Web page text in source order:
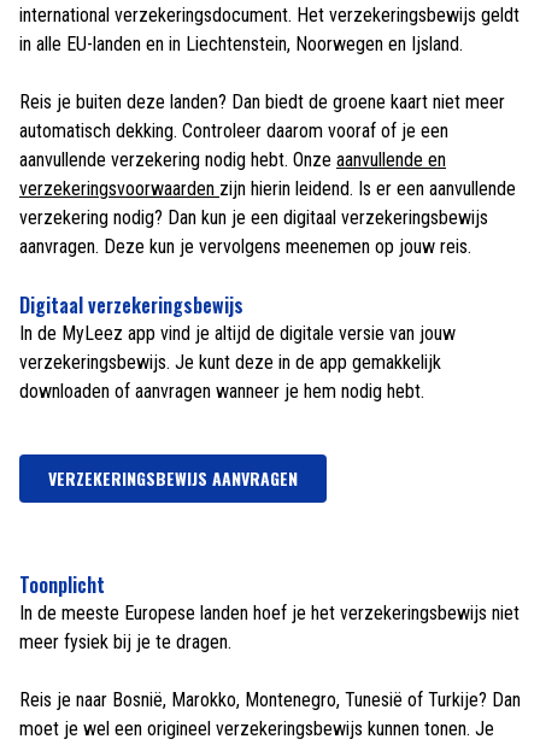
international verzekeringsdocument. Het verzekeringsbewijs geldt
in alle EU-landen en in Liechtenstein, Noorwegen en Ijsland.
Reis je buiten deze landen? Dan biedt de groene kaart niet meer
automatisch dekking. Controleer daarom vooraf of je een
aanvullende verzekering nodig hebt. Onze aanvullende en
verzekeringsvoorwaarden zijn hierin leidend. Is er een aanvullende
verzekering nodig? Dan kun je een digitaal verzekeringsbewijs
aanvragen. Deze kun je vervolgens meenemen op jouw reis.
Digitaal verzekeringsbewijs
In de MyLeez app vind je altijd de digitale versie van jouw
verzekeringsbewijs. Je kunt deze in de app gemakkelijk
downloaden of aanvragen wanneer je hem nodig hebt.
VERZEKERINGSBEWIJS AANVRAGEN
Toonplicht
In de meeste Europese landen hoef je het verzekeringsbewijs niet
meer fysiek bij je te dragen.
Reis je naar Bosnië, Marokko, Montenegro, Tunesië of Turkije? Dan
moet je wel een origineel verzekeringsbewijs kunnen tonen. Je